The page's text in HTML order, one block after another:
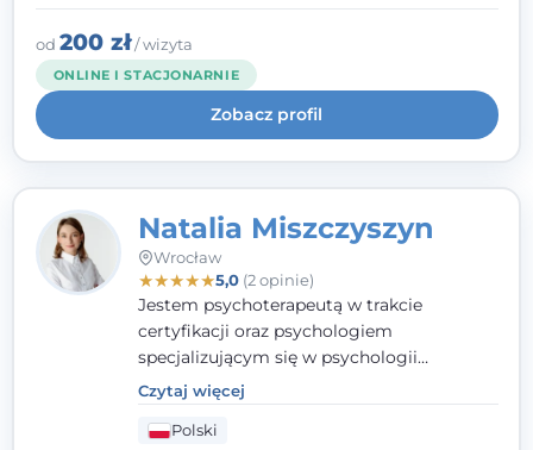
interwencji kryzysowej i seksuologii
klinicznej na SWPS we Wrocławiu. W pracy
kieruję się empatią, etyką zawodową i
uważnością na potrzeby klienta.
od 200 zł/ wizyta
ONLINE I STACJONARNIE
Zobacz profil
Natalia Miszczyszyn
Wrocław
★★★★★5,0(2 opinie)
Jestem psychoterapeutą w trakcie
certyfikacji oraz psychologiem
specjalizującym się w psychologii
klinicznej. Ukończyłam również studia
podyplomowe z Praktycznej Diagnozy
Psychologicznej. Aktywnie uczestniczę w
Czytaj więcej
Polski